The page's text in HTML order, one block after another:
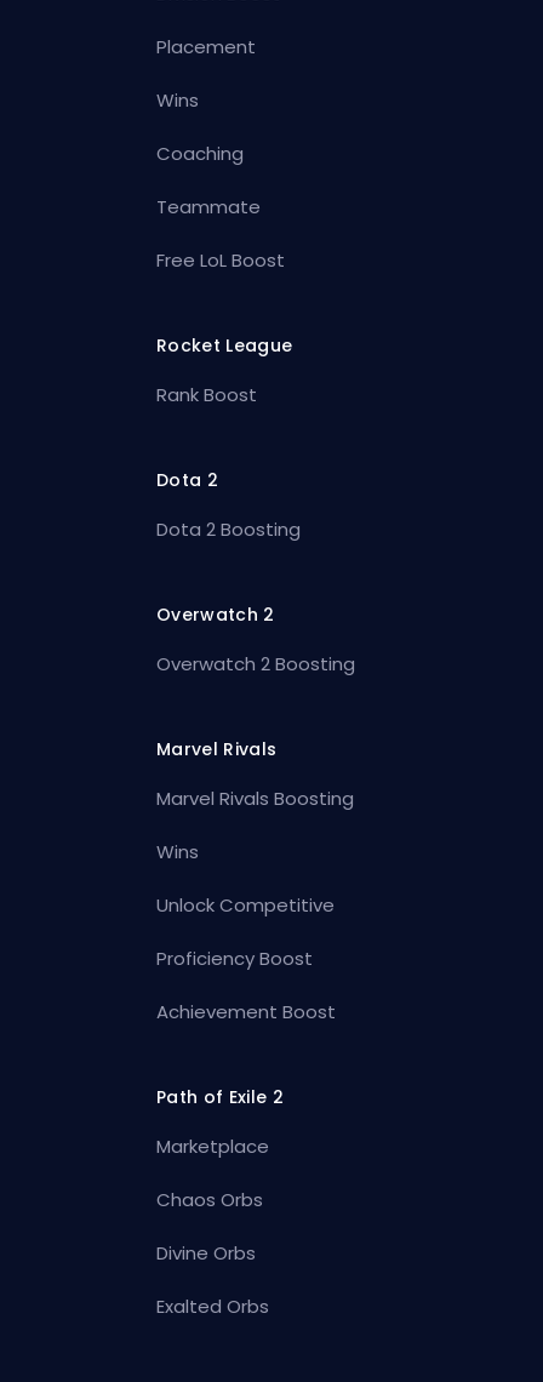
Placement
Wins
Coaching
Teammate
Free LoL Boost
Rocket League
Rank Boost
Dota 2
Dota 2 Boosting
Overwatch 2
Overwatch 2 Boosting
Marvel Rivals
Marvel Rivals Boosting
Wins
Unlock Competitive
Proficiency Boost
Achievement Boost
Path of Exile 2
Marketplace
Chaos Orbs
Divine Orbs
Exalted Orbs